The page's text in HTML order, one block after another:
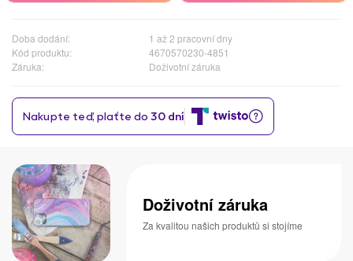
Doba dodání:
1 až 2 pracovní dny
Kód produktu:
4670570230-4851
Záruka:
Doživotní záruka
Doživotní záruka
Za kvalitou našich produktů si stojíme